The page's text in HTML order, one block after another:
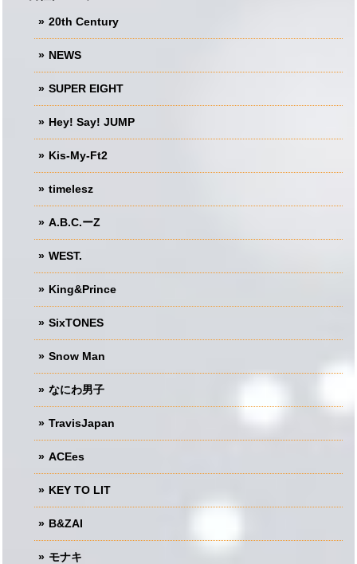
20th Century
NEWS
SUPER EIGHT
Hey! Say! JUMP
Kis-My-Ft2
timelesz
A.B.C.ーZ
WEST.
King&Prince
SixTONES
Snow Man
なにわ男子
TravisJapan
ACEes
KEY TO LIT
B&ZAI
モナキ